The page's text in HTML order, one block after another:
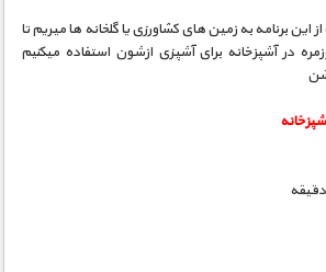
این برنامه به زمین های کشاورزی یا گلخانه ها میریم تا
در آشپزخانه برای آشپزی ازشون استفاده میکنیم